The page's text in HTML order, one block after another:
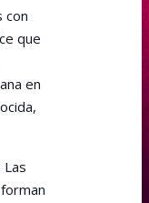
con
que
en